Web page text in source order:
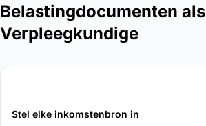
Belastingdocumenten als
Verpleegkundige
Stel elke inkomstenbron in